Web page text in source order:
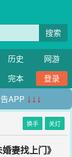
搜索
历史
网游
完本
登录
APP ↓↓↓
换手 关灯
妻找上门》